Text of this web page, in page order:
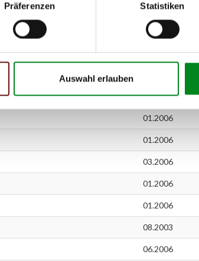
Präferenzen Statistiken
Auswahl erlauben
03.2005
11.2004
11.2004
11.2004
01.2006
01.2006
03.2006
01.2006
01.2006
08.2003
06.2006